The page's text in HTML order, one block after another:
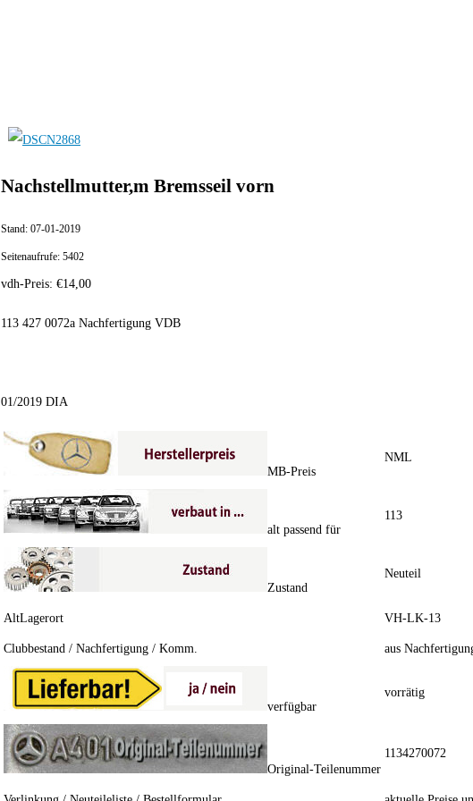
Nachstellmutter,m Bremsseil vorn
Stand: 07-01-2019
Seitenaufrufe: 5402
vdh-Preis: €14,00
113 427 0072a Nachfertigung VDB
01/2019 DIA
MB-Preis
NML
alt passend für
113
Zustand
Neuteil
AltLagerort VH-LK-13
Clubbestand / Nachfertigung / Komm. aus
verfügbar
vorrätig
Original-Teilenummer
1134270072